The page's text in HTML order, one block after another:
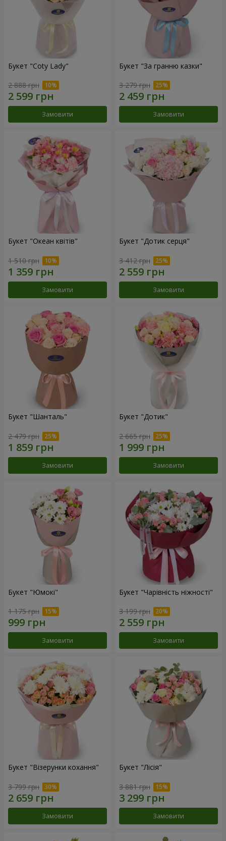
Букет "Coty Lady"
2 888 грн
Замовити
Букет "За гранню казки"
3 279 грн
Замовити
Букет "Океан квітів"
1 510 грн
Замовити
Букет "Дотик серця"
3 412 грн
Замовити
Букет "Шанталь"
2 479 грн
Замовити
Букет "Дотик"
2 665 грн
Замовити
Букет "Юмокі"
1 175 грн
Замовити
Букет "Чарівність ніжності"
3 199 грн
Замовити
Букет "Візерунки кохання"
3 799 грн
Замовити
Букет "Лісія"
3 881 грн
Замовити